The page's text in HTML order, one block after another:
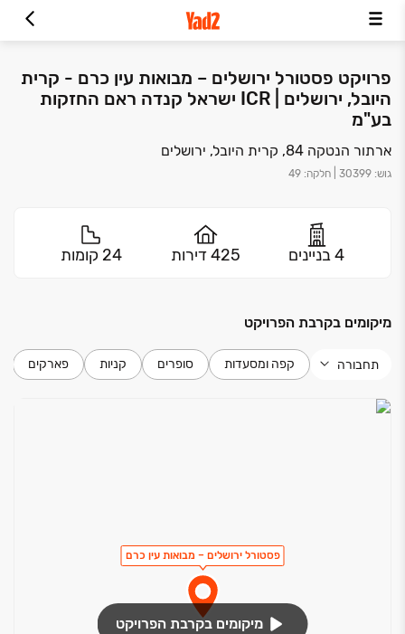
פרויקט פסטורל ירושלים – מבואות עין כרם - קרית
היובל, ירושלים | ICR ישראל קנדה ראם החזקות
בע"מ
ארתור הנטקה 84, קרית היובל, ירושלים
גוש:
30399 חלקה:
49
4 בניינים 425 דירות 24 קומות
מיקומים בקרבת הפרויקט
תחבורה קפה ומסעדות סופרים קניות פארקים
פסטורל ירושלים – מבואות עין כרם
מיקומים בקרבת הפרויקט